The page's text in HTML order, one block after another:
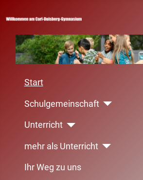
Start
Schulgemeinschaft
Unterricht
mehr als Unterricht
Ihr Weg zu uns